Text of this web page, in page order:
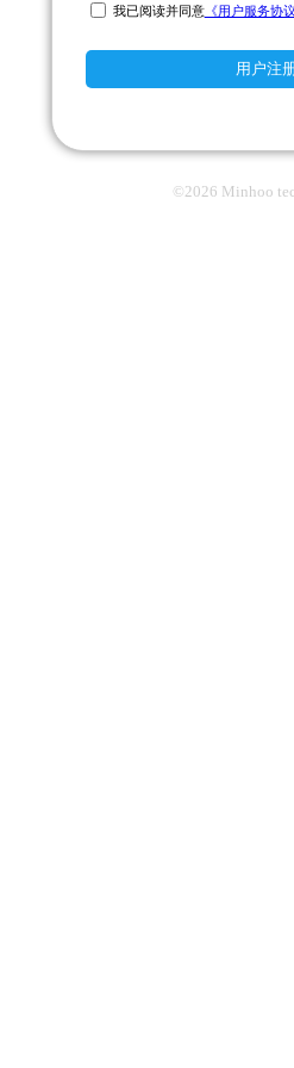
我已阅读并同意《用户服务协议
用户注
©2026 Minhoo